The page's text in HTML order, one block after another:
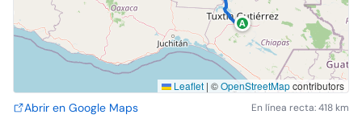
A
Leaflet | ©OpenStreetMapcontributors
Abrir en Google Maps En línea recta: 418 km